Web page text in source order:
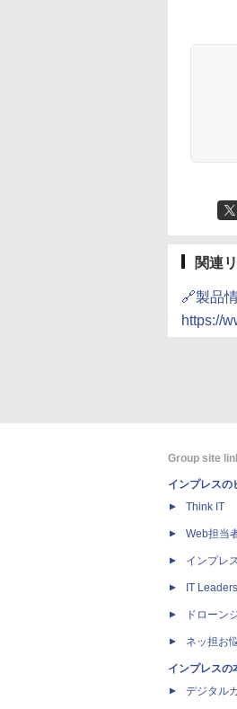
関連
🔗製品
https://
Group site
インプレスの
Think IT
Web担当
インプレ
IT Leaders
ドローン
ネッ担お
インプレスの
デジタル